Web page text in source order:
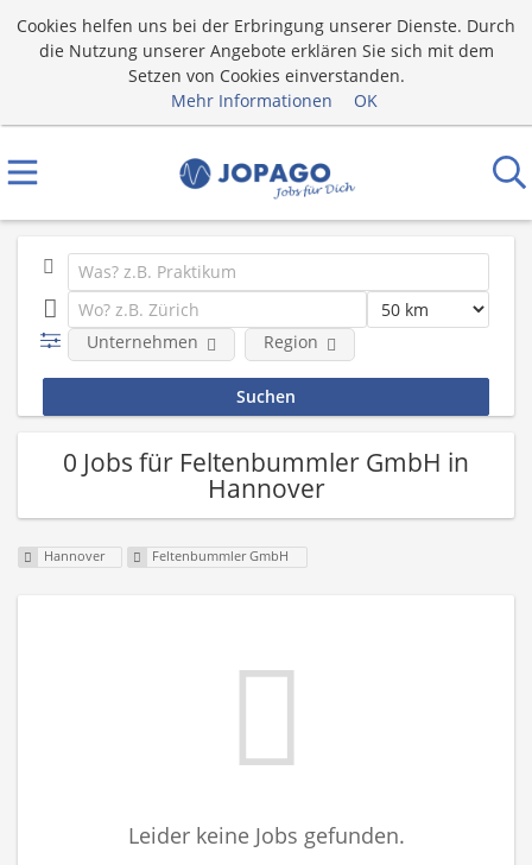
Cookies helfen uns bei der Erbringung unserer Dienste. Durch
die Nutzung unserer Angebote erklären Sie sich mit dem
Setzen von Cookies einverstanden.
Mehr Informationen
OK
Unternehmen Region
0 Jobs für Feltenbummler GmbH in
Hannover
Hannover Feltenbummler GmbH
Leider keine Jobs gefunden.